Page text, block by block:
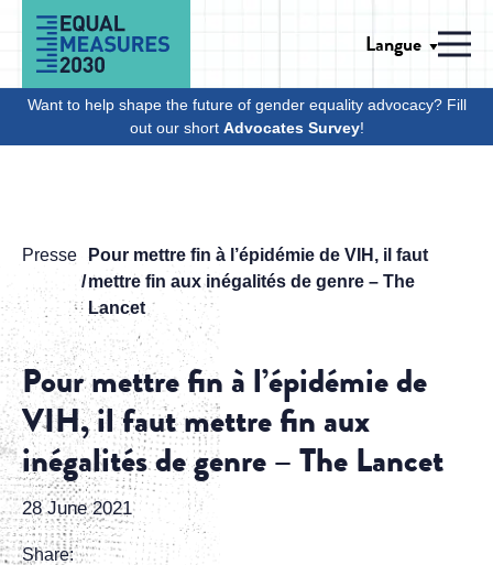
Skip to Content
Langue
Want to help shape the future of gender equality advocacy? Fill
out our short Advocates Survey!
Presse Pour mettre fin à l’épidémie de VIH, il faut
mettre fin aux inégalités de genre – The
Lancet
Pour mettre fin à l’épidémie de
VIH, il faut mettre fin aux
inégalités de genre – The Lancet
28 June 2021
Share: